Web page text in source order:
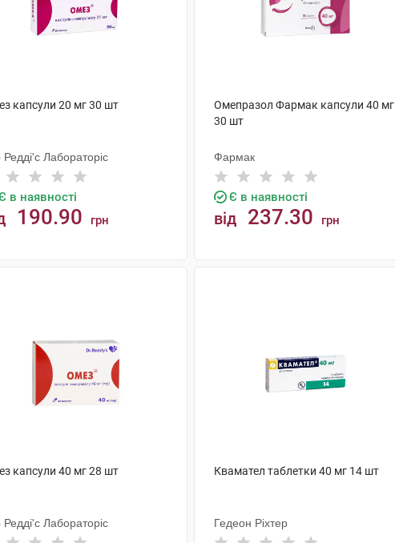
капсули 20 мг 30 шт
Редді'с Лабораторіс
в наявності
190.90 грн
Омепразол Фармак капсули 40 мг
30 шт
Фармак
Є в наявності
від 237.30 грн
капсули 40 мг 28 шт
Редді'с Лабораторіс
Квамател таблетки 40 мг 14 шт
Гедеон Ріхтер